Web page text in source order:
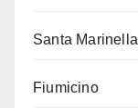
Santa Marinella
Fiumicino